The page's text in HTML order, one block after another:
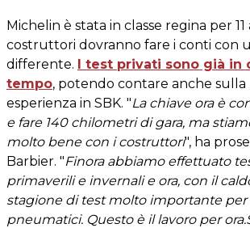
Michelin è stata in classe regina per
costruttori dovranno fare i conti con
differente. I test privati sono già in
tempo, potendo contare anche
esperienza in SBK. "La chiave ora è
e fare 140 chilometri di gara, ma
molto bene con i costruttori", ha
Barbier. "Finora abbiamo effettuato
primaverili e invernali e ora, con il
stagione di test molto importante per
pneumatici. Questo è il lavoro per